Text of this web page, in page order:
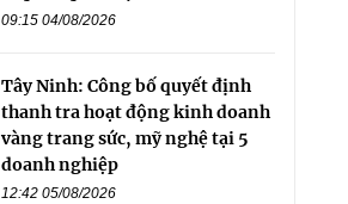
09:15 04/08/2026
Tây Ninh: Công bố quyết định
thanh tra hoạt động kinh doanh
vàng trang sức, mỹ nghệ tại 5
doanh nghiệp
12:42 05/08/2026